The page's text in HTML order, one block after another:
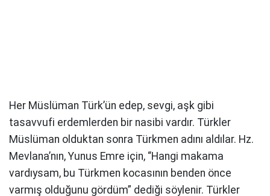
Her Müslüman Türk’ün edep, sevgi, aşk gibi
tasavvufi erdemlerden bir nasibi vardır. Türkler
Müslüman olduktan sonra Türkmen adını aldılar. Hz.
Mevlana’nın, Yunus Emre için, “Hangi makama
vardıysam, bu Türkmen kocasının benden önce
varmış olduğunu gördüm” dediği söylenir. Türkler